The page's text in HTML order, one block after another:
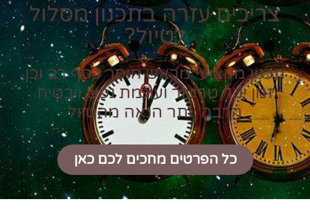
צריכים עזרה בתכנון מסלול
לטיול?
תכנון מקצועי מראש חוסך כסף רב וכן
זמן יקר טרטור ועוגמת נפש ויבטיח
הרבה יותר הנאה מהטיול
כל הפרטים מחכים לכם כאן